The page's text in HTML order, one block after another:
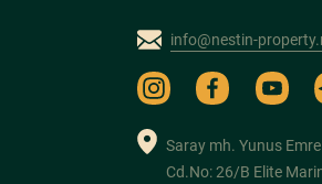
info@nestin-
Saray mh. Yunus Emre
Cd.No: 26/B Elite